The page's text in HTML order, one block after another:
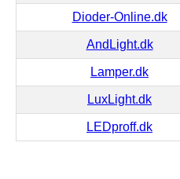
Dioder-Online.dk
AndLight.dk
Lamper.dk
LuxLight.dk
LEDproff.dk